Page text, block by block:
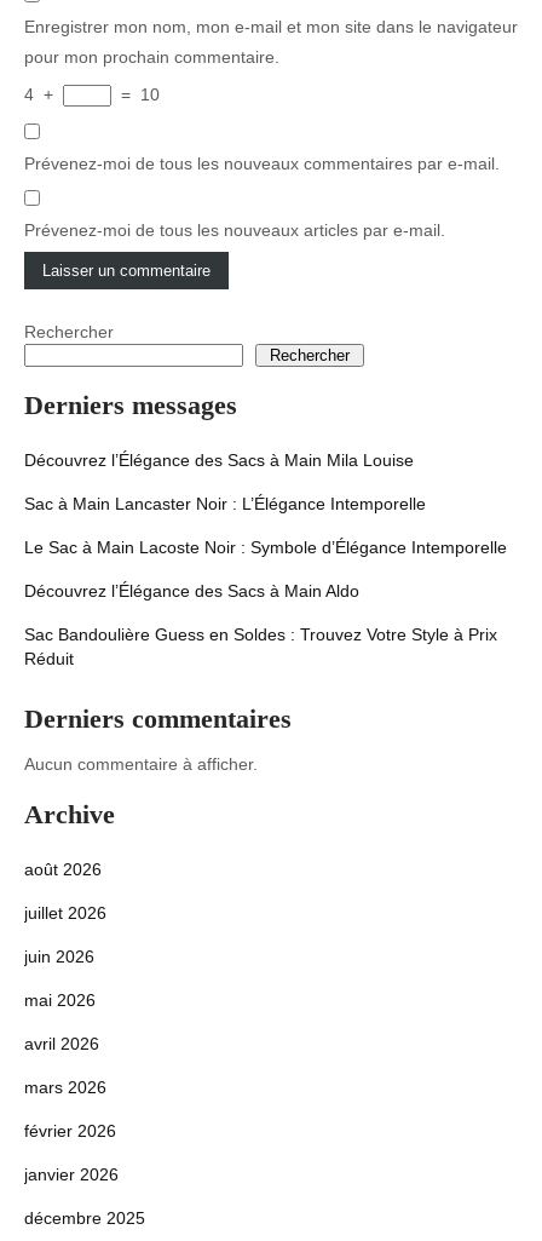
Enregistrer mon nom, mon e-mail et mon site dans le navigateur
pour mon prochain commentaire.
4 + = 10
Prévenez-moi de tous les nouveaux commentaires par e-mail.
Prévenez-moi de tous les nouveaux articles par e-mail.
Rechercher
Rechercher
Derniers messages
Découvrez l’Élégance des Sacs à Main Mila Louise
Sac à Main Lancaster Noir : L’Élégance Intemporelle
Le Sac à Main Lacoste Noir : Symbole d’Élégance Intemporelle
Découvrez l’Élégance des Sacs à Main Aldo
Sac Bandoulière Guess en Soldes : Trouvez Votre Style à Prix
Réduit
Derniers commentaires
Aucun commentaire à afficher.
Archive
août 2026
juillet 2026
juin 2026
mai 2026
avril 2026
mars 2026
février 2026
janvier 2026
décembre 2025